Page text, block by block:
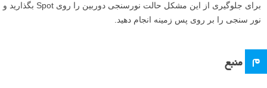
برای جلوگیری از این مشکل حالت نورسنجی دوربین را روی Spot بگذارید و
نور سنجی را بر روی پس زمینه انجام دهید.
م منبع